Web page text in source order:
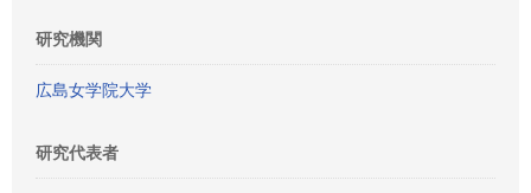
研究機関
広島女学院大学
研究代表者